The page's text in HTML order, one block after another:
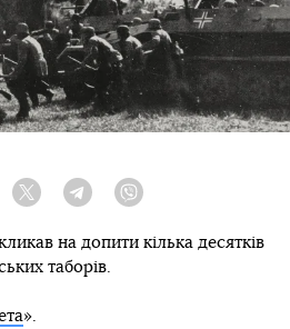
Twitter TelegramViber
на допити кілька десятків
таборів.
».